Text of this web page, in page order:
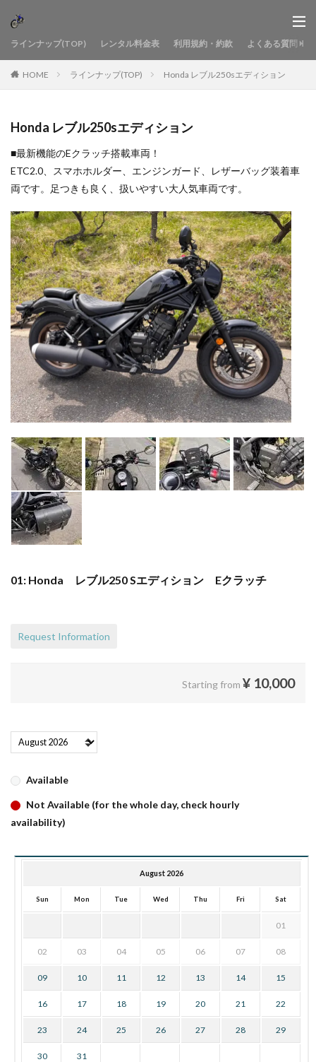
ラインナップ(TOP) レンタル料金表 利用規約・約款 よくある質問
HOME ラインナップ(TOP) Honda レブル250sエディション
Honda レブル250sエディション
■最新機能のEクラッチ搭載車両！
ETC2.0、スマホホルダー、エンジンガード、レザーバッグ装着車
両です。足つきも良く、扱いやすい大人気車両です。
01: Honda レブル250 Sエディション Eクラッチ
Request Information
Starting from ¥ 10,000
Available
Not Available (for the whole day, check hourly
availability)
August 2026
Sun Mon Tue Wed Thu Fri Sat
01
02 03 04 05 06 07 08
09 10 11 12 13 14 15
16 17 18 19 20 21 22
23 24 25 26 27 28 29
30 31